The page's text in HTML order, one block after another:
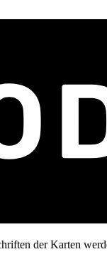
der Karten